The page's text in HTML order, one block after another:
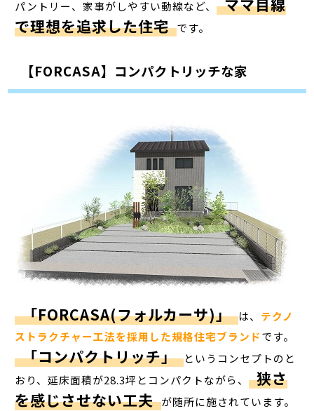
パントリー、家事がしやすい動線など、 ママ目線
で理想を追求した住宅 です。
【FORCASA】コンパクトリッチな家
「FORCASA(フォルカーサ)」 は、 テクノ
ストラクチャー工法を採用した規格住宅ブランドです。
「コンパクトリッチ」
というコンセプトのと
おり、延床面積が28.3坪とコンパクトながら、 狭さ
を感じさせない工夫 が随所に施されています。